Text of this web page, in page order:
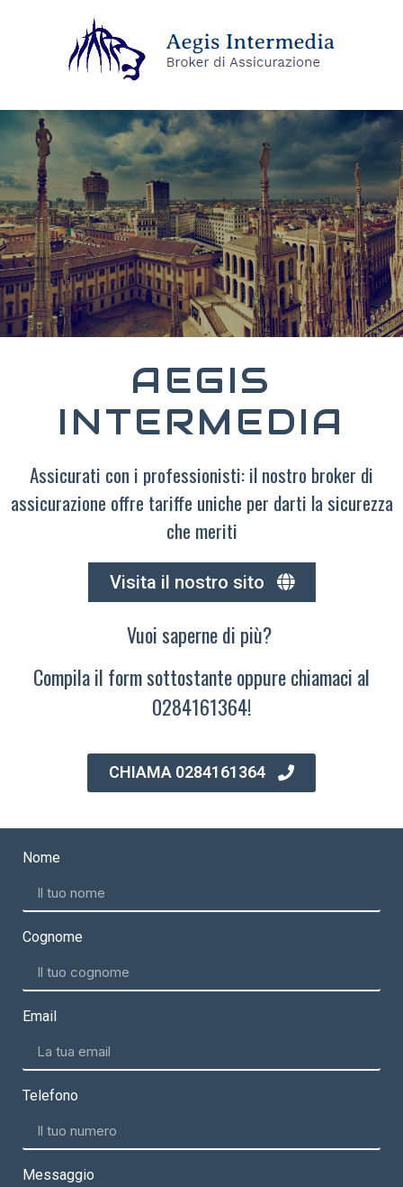
AEGIS
INTERMEDIA
Assicurati con i professionisti: il nostro broker di
assicurazione offre tariffe uniche per darti la sicurezza
che meriti
Visita il nostro sito
Vuoi saperne di più?
Compila il form sottostante oppure chiamaci al
0284161364!
CHIAMA 0284161364
Nome
Cognome
Email
Telefono
Messaggio